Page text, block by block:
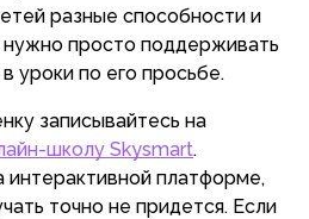
разные способности и
просто поддерживать
уроки по его просьбе.
записывайтесь на
школу Skysmart.
платформе,
точно не придется. Если